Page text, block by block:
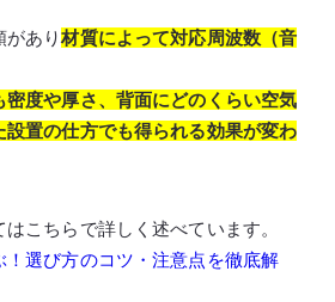
があり材質によって対応周波数（音
密度や厚さ、背面にどのくらい空気
置の仕方でも得られる効果が変わ
こちらで詳しく述べています。
！選び方のコツ・注意点を徹底解